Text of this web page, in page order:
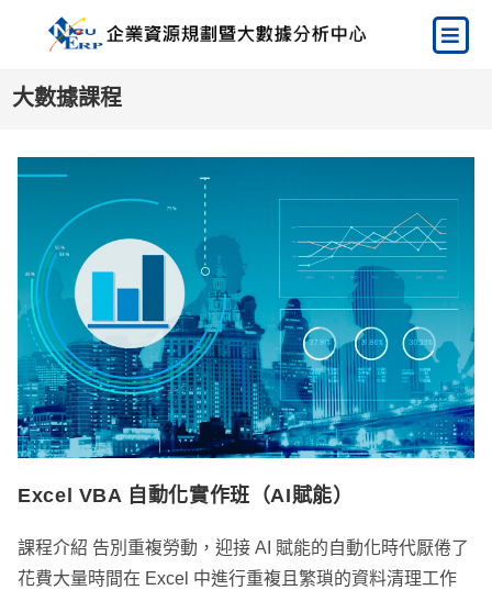
大數據課程
Excel VBA 自動化實作班（AI賦能）
課程介紹 告別重複勞動，迎接 AI 賦能的自動化時代厭倦了
花費大量時間在 Excel 中進行重複且繁瑣的資料清理工作